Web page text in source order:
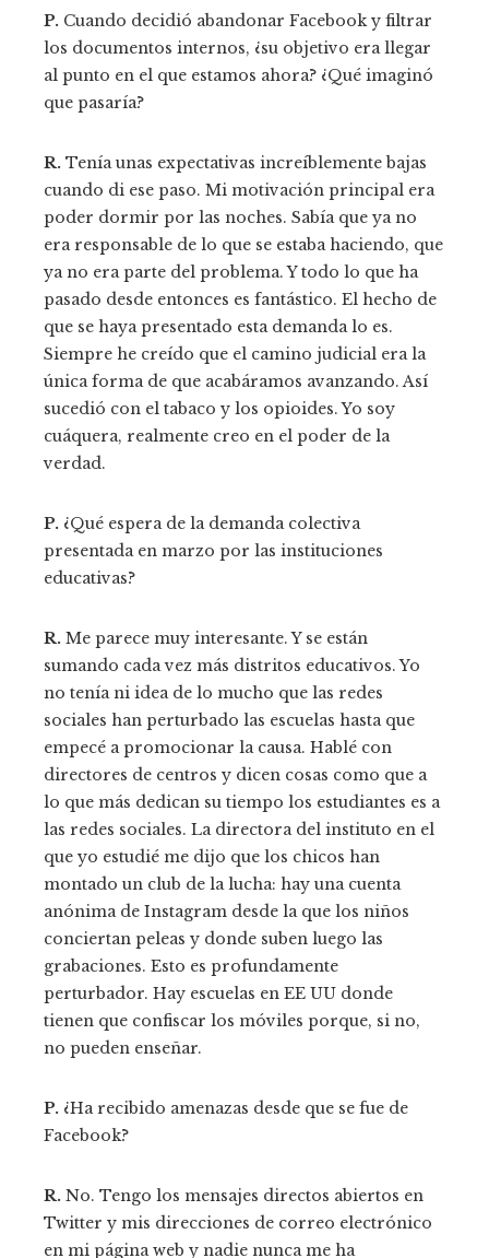
P. Cuando decidió abandonar Facebook y filtrar
los documentos internos, ¿su objetivo era llegar
al punto en el que estamos ahora? ¿Qué imaginó
que pasaría?
R. Tenía unas expectativas increíblemente bajas
cuando di ese paso. Mi motivación principal era
poder dormir por las noches. Sabía que ya no
era responsable de lo que se estaba haciendo, que
ya no era parte del problema. Y todo lo que ha
pasado desde entonces es fantástico. El hecho de
que se haya presentado esta demanda lo es.
Siempre he creído que el camino judicial era la
única forma de que acabáramos avanzando. Así
sucedió con el tabaco y los opioides. Yo soy
cuáquera, realmente creo en el poder de la
verdad.
P. ¿Qué espera de la demanda colectiva
presentada en marzo por las instituciones
educativas?
R. Me parece muy interesante. Y se están
sumando cada vez más distritos educativos. Yo
no tenía ni idea de lo mucho que las redes
sociales han perturbado las escuelas hasta que
empecé a promocionar la causa. Hablé con
directores de centros y dicen cosas como que a
lo que más dedican su tiempo los estudiantes es a
las redes sociales. La directora del instituto en el
que yo estudié me dijo que los chicos han
montado un club de la lucha: hay una cuenta
anónima de Instagram desde la que los niños
conciertan peleas y donde suben luego las
grabaciones. Esto es profundamente
perturbador. Hay escuelas en EE UU donde
tienen que confiscar los móviles porque, si no,
no pueden enseñar.
P. ¿Ha recibido amenazas desde que se fue de
Facebook?
R. No. Tengo los mensajes directos abiertos en
Twitter y mis direcciones de correo electrónico
en mi página web y nadie nunca me ha